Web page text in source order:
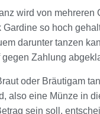
wird von mehreren
Gardine so hoch
darunter tanzen
gegen Zahlung
oder Bräutigam
also eine Münze in
sein soll,